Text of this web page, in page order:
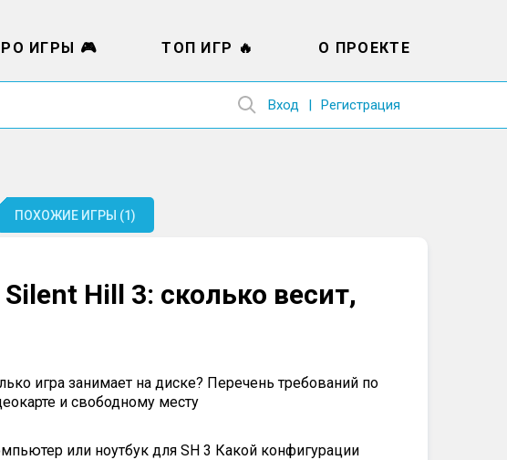
Вход Регистрация
ИГРЫ 🎮 ТОП ИГР 🔥 О ПРОЕКТЕ
ПОХОЖИЕ ИГРЫ (1)
Hill 3: сколько весит,
игра занимает на диске? Перечень требований по
и свободному месту
или ноутбук для SH 3 Какой конфигурации